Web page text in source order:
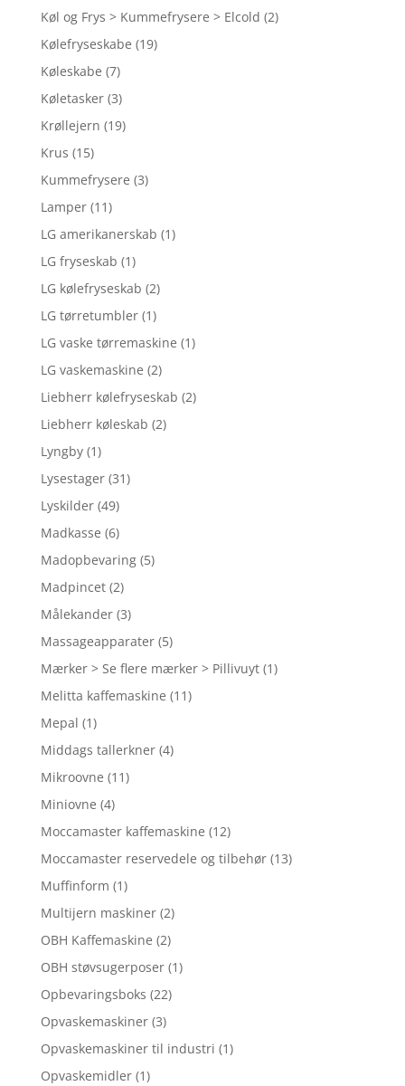
Køl og Frys > Kummefrysere > Elcold (2)
Kølefryseskabe (19)
Køleskabe (7)
Køletasker (3)
Krøllejern (19)
Krus (15)
Kummefrysere (3)
Lamper (11)
LG amerikanerskab (1)
LG fryseskab (1)
LG kølefryseskab (2)
LG tørretumbler (1)
LG vaske tørremaskine (1)
LG vaskemaskine (2)
Liebherr kølefryseskab (2)
Liebherr køleskab (2)
Lyngby (1)
Lysestager (31)
Lyskilder (49)
Madkasse (6)
Madopbevaring (5)
Madpincet (2)
Målekander (3)
Massageapparater (5)
Mærker > Se flere mærker > Pillivuyt (1)
Melitta kaffemaskine (11)
Mepal (1)
Middags tallerkner (4)
Mikroovne (11)
Miniovne (4)
Moccamaster kaffemaskine (12)
Moccamaster reservedele og tilbehør (13)
Muffinform (1)
Multijern maskiner (2)
OBH Kaffemaskine (2)
OBH støvsugerposer (1)
Opbevaringsboks (22)
Opvaskemaskiner (3)
Opvaskemaskiner til industri (1)
Opvaskemidler (1)